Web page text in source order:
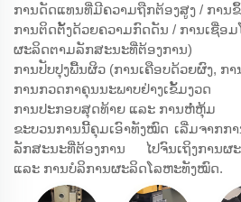
ການດັດແທນທີ່ມີຄວາມຖືກຕ້ອງສູງ / ການ
ການຕິດຕັ້ງດ້ວຍຄວາມກົດດັນ / ການເຊື່ອ
ຜະລິດຕາມລັກສະນະທີ່ຕ້ອງການ)
ການປັບປຸງພື້ນຜິວ (ການເຄືອບດ້ວຍຜົງ, ກາ
ການກວດກາຄຸນນະພາບຢ່າງເຂັ້ມງວດ
ການປະກອບສຸດທ້າຍ ແລະ ການຫໍ່ຫຸ້ມ
ຂະບວນການນີ້ຄຸມເອົາທັງໝົດ ເລີ່ມຈາກກ
ລັກສະນະທີ່ຕ້ອງການ ໄປຈົນເຖິງການຜ
ແລະ ການບໍລິການຜະລິດໂລຫະທັງໝົດ.